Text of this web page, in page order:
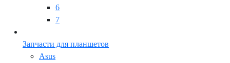
6
7
Запчасти для планшетов
Asus